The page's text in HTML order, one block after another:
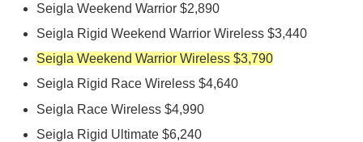
Seigla Weekend Warrior $2,890
Seigla Rigid Weekend Warrior Wireless $3,440
Seigla Weekend Warrior Wireless $3,790
Seigla Rigid Race Wireless $4,640
Seigla Race Wireless $4,990
Seigla Rigid Ultimate $6,240